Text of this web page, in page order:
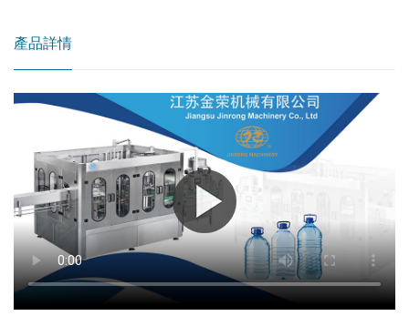
產品詳情